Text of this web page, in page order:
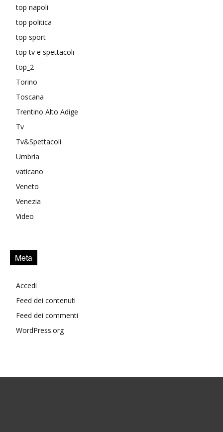
top napoli
top politica
top sport
top tv e spettacoli
top_2
Torino
Toscana
Trentino Alto Adige
Tv
Tv&Spettacoli
Umbria
vaticano
Veneto
Venezia
Video
Meta
Accedi
Feed dei contenuti
Feed dei commenti
WordPress.org